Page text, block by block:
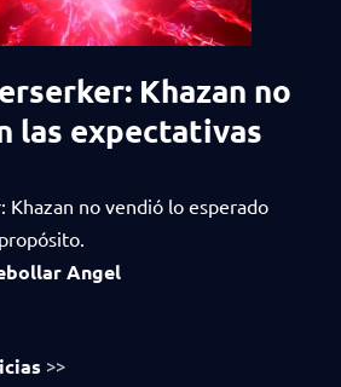
Khazan no
las expectativas
Khazan no vendió lo esperado
Angel
>>